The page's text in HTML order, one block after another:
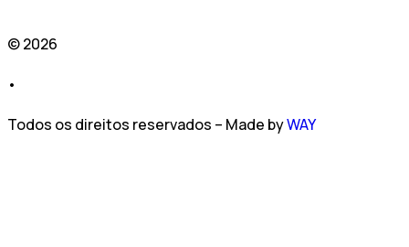
© 2026
•
Todos os direitos reservados – Made byWAY